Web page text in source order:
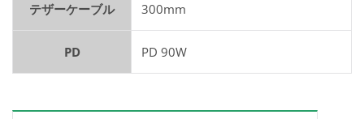
テザーケーブル 300mm
PD PD 90W